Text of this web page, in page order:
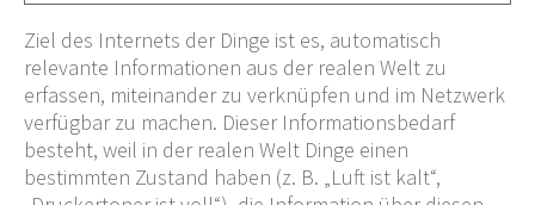
Ziel des Internets der Dinge ist es, automatisch
relevante Informationen aus der realen Welt zu
erfassen, miteinander zu verknüpfen und im Netzwerk
verfügbar zu machen. Dieser Informationsbedarf
besteht, weil in der realen Welt Dinge einen
bestimmten Zustand haben (z. B. „Luft ist kalt“,